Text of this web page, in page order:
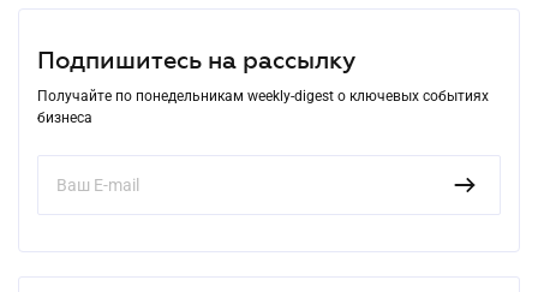
Подпишитесь на рассылку
Получайте по понедельникам weekly-digest о ключевых событиях
бизнеса